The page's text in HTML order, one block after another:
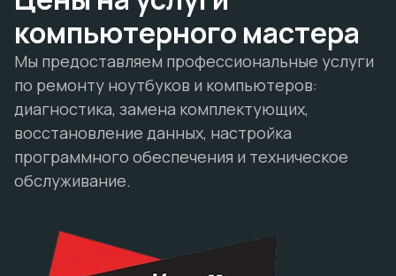
компьютерного мастера
Мы предоставляем профессиональные услуги
по ремонту ноутбуков и компьютеров:
диагностика, замена комплектующих,
восстановление данных, настройка
программного обеспечения и техническое
обслуживание.